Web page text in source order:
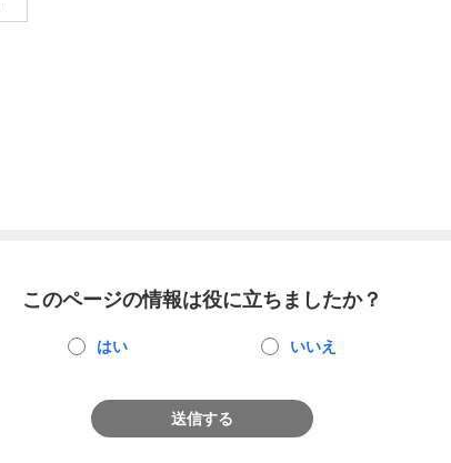
このページの情報は役に立ちましたか？
はい いいえ
送信する